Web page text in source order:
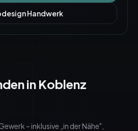
Handwerk
in Koblenz
– inklusive „in der Nähe",